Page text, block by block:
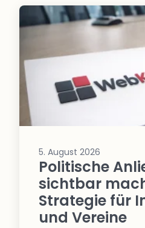
5. August 2026
Politische
sichtbar
Strategie für
und Vereine